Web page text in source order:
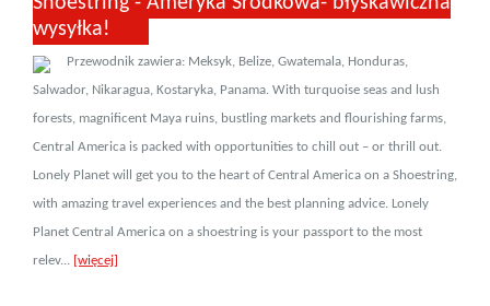
wysyłka!
Przewodnik zawiera: Meksyk, Belize, Gwatemala, Honduras,
Salwador, Nikaragua, Kostaryka, Panama. With turquoise seas and lush
forests, magnificent Maya ruins, bustling markets and flourishing farms,
Central America is packed with opportunities to chill out – or thrill out.
Lonely Planet will get you to the heart of Central America on a Shoestring,
with amazing travel experiences and the best planning advice. Lonely
Planet Central America on a shoestring is your passport to the most
relev... [więcej]